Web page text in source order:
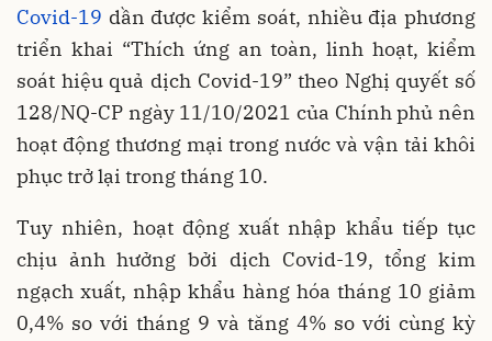
Covid-19 dần được kiểm soát, nhiều địa phương
triển khai “Thích ứng an toàn, linh hoạt, kiểm
soát hiệu quả dịch Covid-19” theo Nghị quyết số
128/NQ-CP ngày 11/10/2021 của Chính phủ nên
hoạt động thương mại trong nước và vận tải khôi
phục trở lại trong tháng 10.
Tuy nhiên, hoạt động xuất nhập khẩu tiếp tục
chịu ảnh hưởng bởi dịch Covid-19, tổng kim
ngạch xuất, nhập khẩu hàng hóa tháng 10 giảm
0,4% so với tháng 9 và tăng 4% so với cùng kỳ